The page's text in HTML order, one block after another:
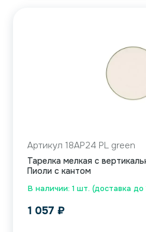
В наличии: 1 шт. (доставка до
Артикул 18AP24 PL green
Тарелка мелкая с
Пиоли с кантом
1 057 ₽